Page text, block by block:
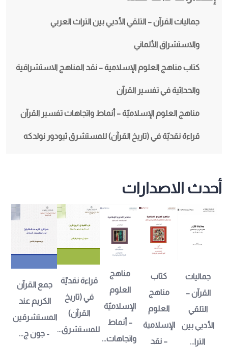
جماليات القرآن – التلقي الأدبي بين التراث العربي
والاستشراق الألماني
كتاب مناهج العلوم الإسلامية – نقد المناهج الاستشراقية
والحداثية في تفسير القرآن
مناهج العلوم الإسلاميّة – أنماط واتجاهات تفسير القرآن
قراءة نقديّة في (تاريخ القرآن) للمستشرق ثيودور نولدكه
أحدث الاصدارات
جماليات
القرآن –
التلقي
الأدبي بين
الترا...
كتاب
مناهج
العلوم
الإسلامية
– نقد
مناهج
العلوم
الإسلاميّة
– أنماط
واتجاهات...
قراءة نقديّة
في (تاريخ
القرآن)
للمستشرق...
جمع القرآن
الكريم عند
المستشرقين
- جون ج...